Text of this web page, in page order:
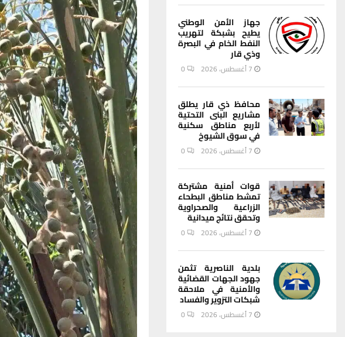
جهاز الأمن الوطني
يطيح بشبكة لتهريب
النفط الخام في البصرة
وذي قار
7 أغسطس، 2026 0
محافظ ذي قار يطلق
مشاريع البنى التحتية
لأربع مناطق سكنية
في سوق الشيوخ
7 أغسطس، 2026 0
قوات أمنية مشتركة
تمشط مناطق البطحاء
الزراعية والصحراوية
وتحقق نتائج ميدانية
7 أغسطس، 2026 0
بلدية الناصرية تثمن
جهود الجهات القضائية
والأمنية في ملاحقة
شبكات التزوير والفساد
7 أغسطس، 2026 0